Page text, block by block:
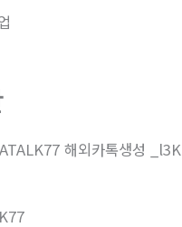
해외카톡생성 _l3K